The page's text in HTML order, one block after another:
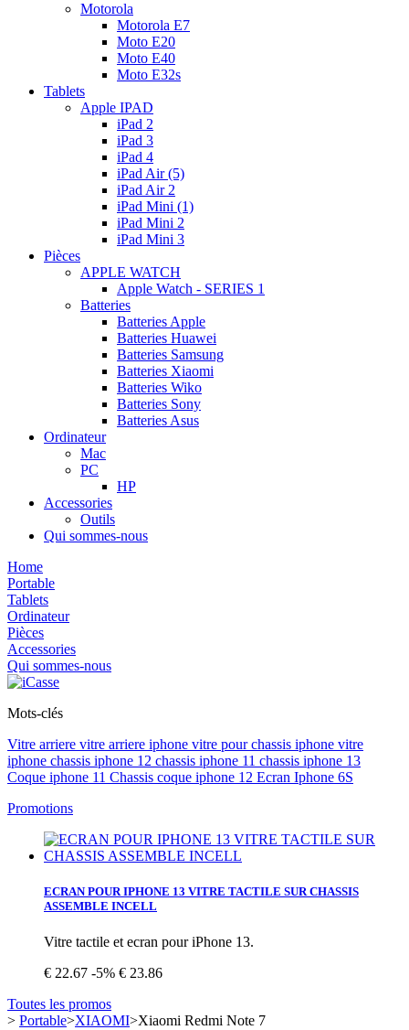
Motorola
Motorola E7
Moto E20
Moto E40
Moto E32s
Tablets
Apple IPAD
iPad 2
iPad 3
iPad 4
iPad Air (5)
iPad Air 2
iPad Mini (1)
iPad Mini 2
iPad Mini 3
Pièces
APPLE WATCH
Apple Watch - SERIES 1
Batteries
Batteries Apple
Batteries Huawei
Batteries Samsung
Batteries Xiaomi
Batteries Wiko
Batteries Sony
Batteries Asus
Ordinateur
Mac
PC
HP
Accessories
Outils
Qui sommes-nous
Home
Portable
Tablets
Ordinateur
Pièces
Accessories
Qui sommes-nous
Mots-clés
Vitre arriere vitre arriere iphone vitre pourchassis iphone vitre
iphone chassis iphone 12 chassis iphone 11 chassis iphone 13
Coque iphone 11 Chassis coque iphone 12 Ecran Iphone 6S
Promotions
ECRAN POUR IPHONE 13 VITRE TACTILE SUR CHASSIS
ASSEMBLE INCELL
Vitre tactile et ecran pour iPhone 13.
€ 22.67 -5% € 23.86
Toutes les promos
> Portable>XIAOMI>Xiaomi Redmi Note 7